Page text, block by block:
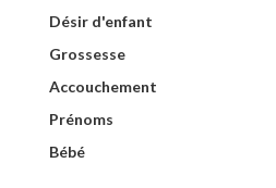
Désir d'enfant
Grossesse
Accouchement
Prénoms
Bébé